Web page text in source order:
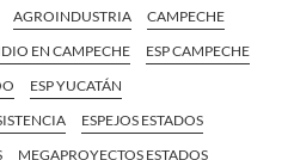
AGROINDUSTRIA
CAMPECHE
EN CAMPECHE
ESP CAMPECHE
ESP YUCATÁN
ESPEJOS ESTADOS
MEGAPROYECTOS ESTADOS